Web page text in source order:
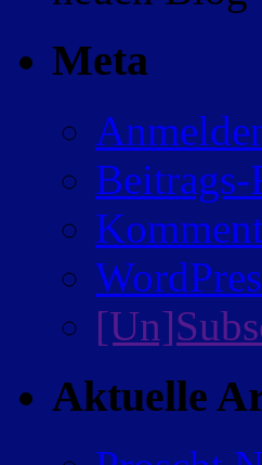
Meta
Beitrags-
Aktuelle